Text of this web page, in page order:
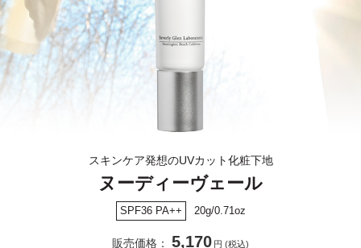
スキンケア発想のUVカット化粧下地
ヌーディーヴェール
SPF36 PA++ 20g/0.71oz
販売価格： 5,170 円 (税込)